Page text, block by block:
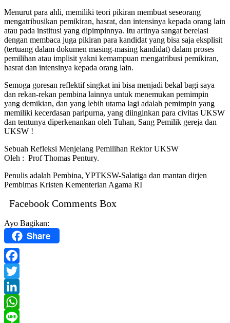
Menurut para ahli, memiliki teori pikiran membuat seseorang
mengatribusikan pemikiran, hasrat, dan intensinya kepada orang lain
atau pada institusi yang dipimpinnya. Itu artinya sangat berelasi
dengan membaca juga pikiran para kandidat yang bisa saja eksplisit
(tertuang dalam dokumen masing-masing kandidat) dalam proses
pemilihan atau implisit yakni kemampuan mengatribusi pemikiran,
hasrat dan intensinya kepada orang lain.
Semoga goresan reflektif singkat ini bisa menjadi bekal bagi saya
dan rekan-rekan pembina lainnya untuk menemukan pemimpin
yang demikian, dan yang lebih utama lagi adalah pemimpin yang
memiliki kecerdasan paripurna, yang diinginkan para civitas UKSW
dan tentunya diperkenankan oleh Tuhan, Sang Pemilik gereja dan
UKSW !
Sebuah Refleksi Menjelang Pemilihan Rektor UKSW
Oleh : Prof Thomas Pentury.
Penulis adalah Pembina, YPTKSW-Salatiga dan mantan dirjen
Pembimas Kristen Kementerian Agama RI
Facebook Comments Box
Ayo Bagikan:
Share
Facebook
Twitter
LinkedIn
WhatsApp